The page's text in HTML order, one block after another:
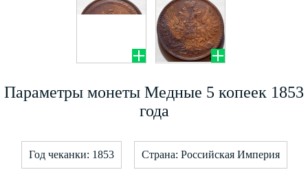
Параметры монеты Медные 5 копеек 1853
года
Год чеканки: 1853 Страна: Российская Империя